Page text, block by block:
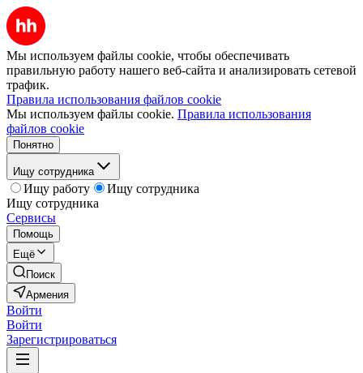
Мы используем файлы cookie, чтобы обеспечивать
правильную работу нашего веб-сайта и анализировать сетевой
трафик.
Правила использования файлов cookie
Мы используем файлы cookie. Правила использования
файлов cookie
Понятно
Ищу сотрудника
Ищу работу
Ищу сотрудника
Ищу сотрудника
Сервисы
Помощь
Ещё
Поиск
Армения
Войти
Войти
Зарегистрироваться